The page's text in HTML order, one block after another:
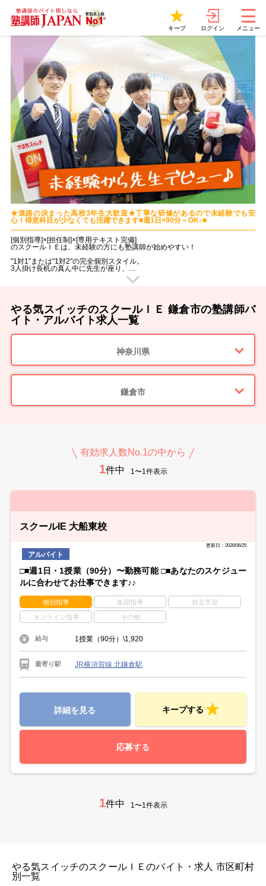
キープ ログイン メニュー
★進路の決まった高校3年生大歓迎★丁寧な研修があるので未経験でも安
心！得意科目が少なくても活躍できます■週1日×90分～OK♪■
[個別指導]×[担任制]×[専用テキスト完備]
のスクールＩＥは、未経験の方にも塾講師が始めやすい！
"1対1"または"1対2"の完全個別スタイル。
3人掛け長机の真ん中に先生が座り、
生徒のすぐ隣で勉強を教えていただきます。
「今の言い方だと伝わらなかったかな？」
「困った表情をしているからもう少し補足が必要かな？」
子どもたちのすぐ近くにいるからこそ、
ちょっとした変化にも気づけて教えやすいのです。
その瞬間を見られるのは個別指導ならではのヤリガイです。
・手洗いやアルコール消毒の徹底
・教室内の消毒（教室内や備品など毎日の消毒を徹底しています）
スクールIEでのバイトのこと、研修のこと、就職活動のことなど…
何でも先輩講師に相談できる環境です！
新しい先生を明るく迎えてくれるメンバーが待っています♪
スクールIEにはオリジナルのテキストがあり、
授業をスムーズに進められます。
■ 勤務スタート日は相談OK！ ■
学校のカリキュラムが決まって落ち着いてから…
スキマ時間を使いたい週1日勤務や
しっかり働きたい週5日勤務もOKです☆
やる気スイッチのスクールＩＥ 鎌倉市の塾講師バ
イト・アルバイト求人一覧
神奈川県
鎌倉市
有効求人数No.1の中から
1件中 1〜1件表示
スクールIE 大船東校
更新日：2026/06/25
アルバイト
□■週1日・1授業（90分）〜勤務可能 □■あなたのスケジュー
ルに合わせてお仕事できます♪♪
個別指導 集団指導 自立学習
オンライン指導 その他
給与 1授業（90分）\1,920
最寄り駅 JR横須賀線 北鎌倉駅
詳細を見る キープする
応募する
1件中 1〜1件表示
やる気スイッチのスクールＩＥのバイト・求人 市区町村
別一覧